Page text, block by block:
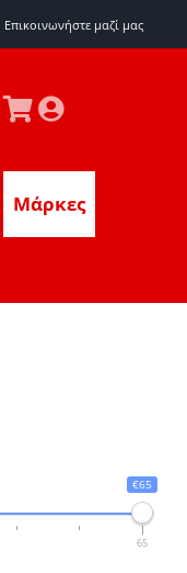
Eπικοινωνήστε μαζί μας
Μάρκες
€65
65